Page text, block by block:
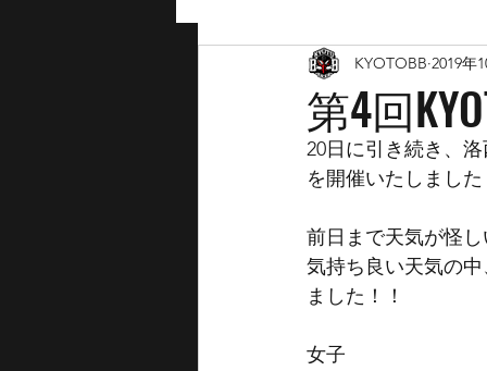
FUKUOKA BB
第4回
KYOTOBB 2019年
20日に引き続き、
を開催いたしまし
前日まで天気が怪
気持ち良い天気の
ました！！
女子